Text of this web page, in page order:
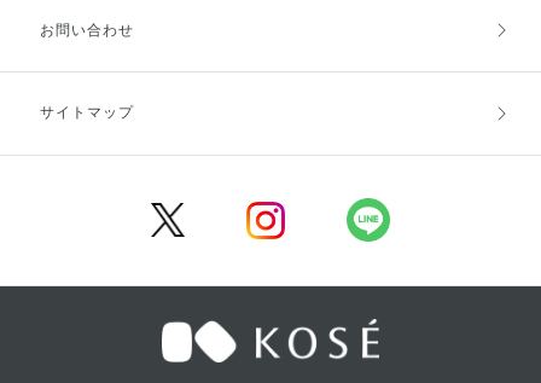
お支払方法
キャンセル・返品・交換
お問い合わせ
サイトマップ